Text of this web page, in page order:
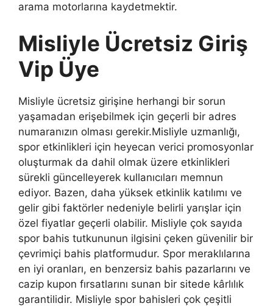
arama motorlarına kaydetmektir.
Misliyle Ücretsiz Giriş
Vip Üye
Misliyle ücretsiz girişine herhangi bir sorun
yaşamadan erişebilmek için geçerli bir adres
numaranızın olması gerekir.Misliyle uzmanlığı,
spor etkinlikleri için heyecan verici promosyonlar
oluşturmak da dahil olmak üzere etkinlikleri
sürekli güncelleyerek kullanıcıları memnun
ediyor. Bazen, daha yüksek etkinlik katılımı ve
gelir gibi faktörler nedeniyle belirli yarışlar için
özel fiyatlar geçerli olabilir. Misliyle çok sayıda
spor bahis tutkununun ilgisini çeken güvenilir bir
çevrimiçi bahis platformudur. Spor meraklılarına
en iyi oranları, en benzersiz bahis pazarlarını ve
cazip kupon fırsatlarını sunan bir sitede kârlılık
garantilidir. Misliyle spor bahisleri çok çeşitli